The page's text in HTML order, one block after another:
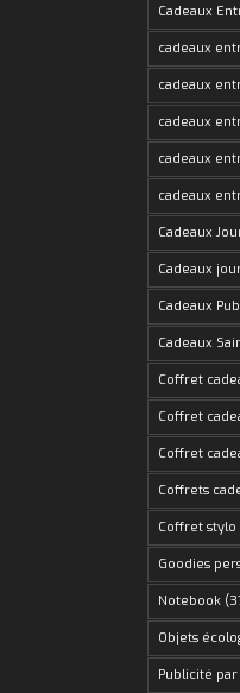
Cadeaux
cadeaux
cadeaux
cadeaux
cadeaux
cadeaux
Cadeaux
Cadeaux
Cadeaux
Cadeaux
Coffret
Coffret
Coffret
Coffrets
Coffret stylo
Goodies
Notebook
Objets
Publicité